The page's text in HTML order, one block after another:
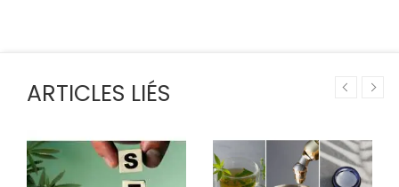
ARTICLES LIÉS